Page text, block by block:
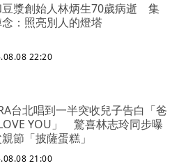
豆漿創始人林炳生70歲病逝 集
：照亮別人的燈塔
22:20
台北唱到一半突收兒子告白「爸
YOU」 驚喜林志玲同步曝
節「披薩蛋糕」
21:00